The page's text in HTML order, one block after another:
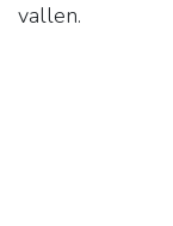
vallen.